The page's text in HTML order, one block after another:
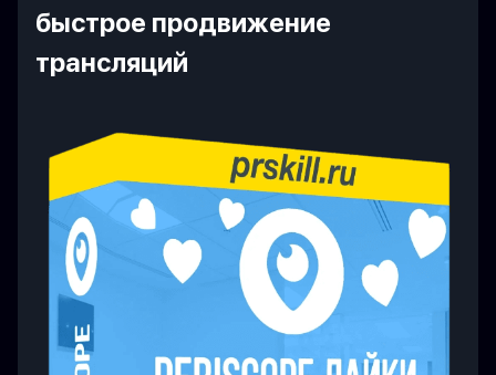
быстрое продвижение
трансляций